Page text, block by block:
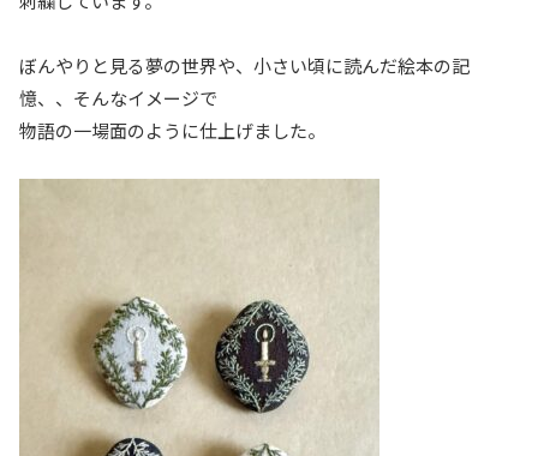
ぼんやりと見る夢の世界や、小さい頃に読んだ絵本の記
憶、、そんなイメージで
物語の一場面のように仕上げました。